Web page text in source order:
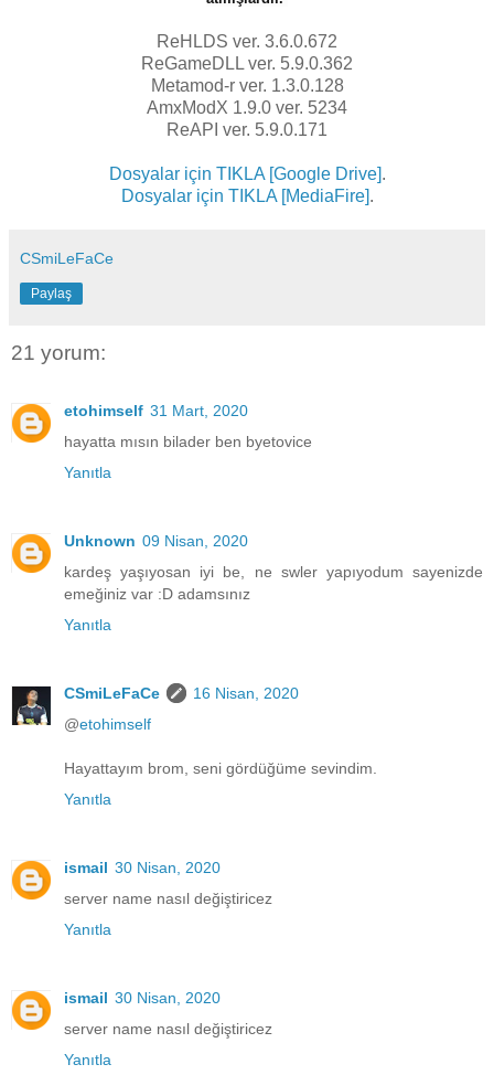
ReHLDS ver. 3.6.0.672
ReGameDLL ver. 5.9.0.362
Metamod-r ver. 1.3.0.128
AmxModX 1.9.0 ver. 5234
ReAPI ver. 5.9.0.171
Dosyalar için TIKLA [Google Drive].
Dosyalar için TIKLA [MediaFire].
CSmiLeFaCe
Paylaş
21 yorum:
etohimself 31 Mart, 2020
hayatta mısın bilader ben byetovice
Yanıtla
Unknown 09 Nisan, 2020
kardeş yaşıyosan iyi be, ne swler yapıyodum sayenizde
emeğiniz var :D adamsınız
Yanıtla
CSmiLeFaCe
16 Nisan, 2020
@etohimself
Hayattayım brom, seni gördüğüme sevindim.
Yanıtla
ismail 30 Nisan, 2020
server name nasıl değiştiricez
Yanıtla
ismail 30 Nisan, 2020
server name nasıl değiştiricez
Yanıtla